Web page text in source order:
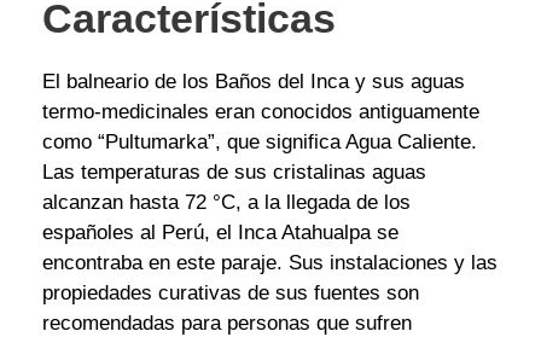
Características
El balneario de los Baños del Inca y sus aguas
termo-medicinales eran conocidos antiguamente
como “Pultumarka”, que significa Agua Caliente.
Las temperaturas de sus cristalinas aguas
alcanzan hasta 72 °C, a la llegada de los
españoles al Perú, el Inca Atahualpa se
encontraba en este paraje. Sus instalaciones y las
propiedades curativas de sus fuentes son
recomendadas para personas que sufren